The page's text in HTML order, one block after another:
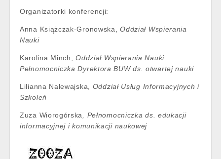
Organizatorki konferencji:
Anna Książczak-Gronowska,
Oddział Wspierania
Nauki
Karolina Minch,
Oddział Wspierania Nauki,
Pełnomocniczka Dyrektora BUW ds. otwartej nauki
Lilianna Nalewajska, Oddział Usług Informacyjnych i
Szkoleń
Zuza Wiorogórska
, Pełnomocniczka ds. edukacji
informacyjnej i komunikacji naukowej